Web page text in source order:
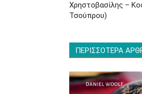
Χρηστοβασίλης –
Τσούπρου)
ΠΕΡΙΣΣΟΤΕΡΑ